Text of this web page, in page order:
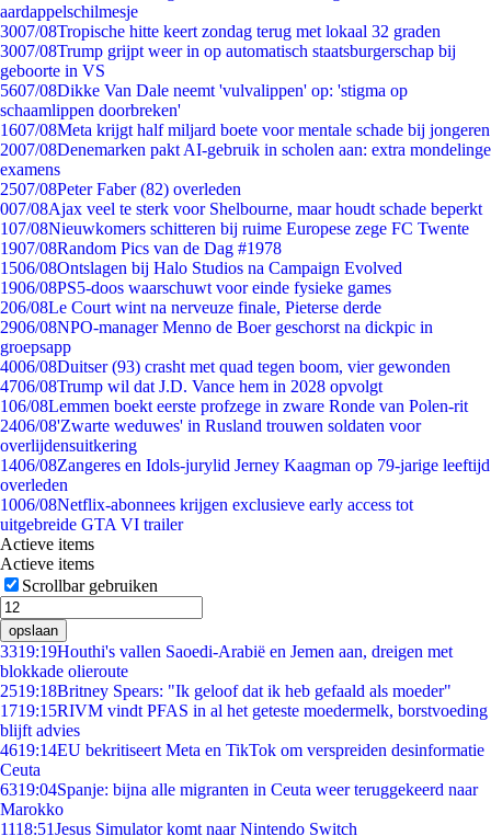
aardappelschilmesje
3007/08Tropische hitte keert zondag terug met lokaal 32 graden
3007/08Trump grijpt weer in op automatisch staatsburgerschap bij
geboorte in VS
5607/08Dikke Van Dale neemt 'vulvalippen' op: 'stigma op
schaamlippen doorbreken'
1607/08Meta krijgt half miljard boete voor mentale schade bij jongeren
2007/08Denemarken pakt AI-gebruik in scholen aan: extra mondelinge
examens
2507/08Peter Faber (82) overleden
007/08Ajax veel te sterk voor Shelbourne, maar houdt schade beperkt
107/08Nieuwkomers schitteren bij ruime Europese zege FC Twente
1907/08Random Pics van de Dag #1978
1506/08Ontslagen bij Halo Studios na Campaign Evolved
1906/08PS5-doos waarschuwt voor einde fysieke games
206/08Le Court wint na nerveuze finale, Pieterse derde
2906/08NPO-manager Menno de Boer geschorst na dickpic in
groepsapp
4006/08Duitser (93) crasht met quad tegen boom, vier gewonden
4706/08Trump wil dat J.D. Vance hem in 2028 opvolgt
106/08Lemmen boekt eerste profzege in zware Ronde van Polen-rit
2406/08'Zwarte weduwes' in Rusland trouwen soldaten voor
overlijdensuitkering
1406/08Zangeres en Idols-jurylid Jerney Kaagman op 79-jarige leeftijd
overleden
1006/08Netflix-abonnees krijgen exclusieve early access tot
uitgebreide GTA VI trailer
Actieve items
Actieve items
Scrollbar gebruiken
opslaan
3319:19Houthi's vallen Saoedi-Arabië en Jemen aan, dreigen met
blokkade olieroute
2519:18Britney Spears: "Ik geloof dat ik heb gefaald als moeder"
1719:15RIVM vindt PFAS in al het geteste moedermelk, borstvoeding
blijft advies
4619:14EU bekritiseert Meta en TikTok om verspreiden desinformatie
Ceuta
6319:04Spanje: bijna alle migranten in Ceuta weer teruggekeerd naar
Marokko
1118:51Jesus Simulator komt naar Nintendo Switch